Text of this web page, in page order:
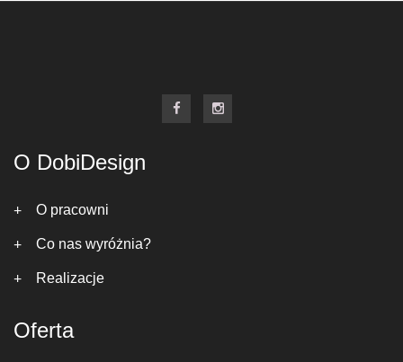
O DobiDesign
O pracowni
Co nas wyróżnia?
Realizacje
Oferta